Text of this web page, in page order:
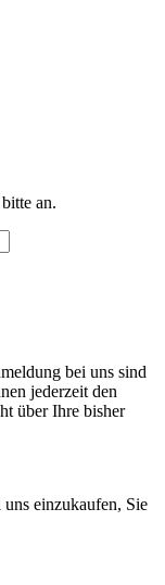
an.
bei uns sind
jederzeit den
über Ihre bisher
einzukaufen, Sie